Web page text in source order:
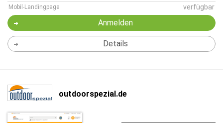
Mobil-Landingpage verfügbar
Anmelden
Details
outdoorspezial.de